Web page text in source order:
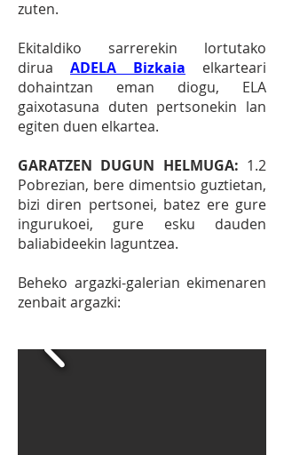
zuten.
Ekitaldiko sarrerekin lortutako
dirua ADELA Bizkaia
elkarteari
dohaintzan eman diogu, ELA
gaixotasuna duten pertsonekin lan
egiten duen elkartea.
GARATZEN DUGUN HELMUGA: 1.2
Pobrezian, bere dimentsio guztietan,
bizi diren pertsonei, batez ere gure
ingurukoei, gure esku dauden
baliabideekin laguntzea.
Beheko argazki-galerian ekimenaren
zenbait argazki: